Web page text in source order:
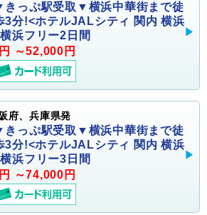
きっぷ駅受取▼横浜中華街まで徒
3分!<ホテルJALシティ 関内 横浜
浜フリー2日間
～52,000円
府、兵庫県発
きっぷ駅受取▼横浜中華街まで徒
3分!<ホテルJALシティ 関内 横浜
浜フリー3日間
～74,000円